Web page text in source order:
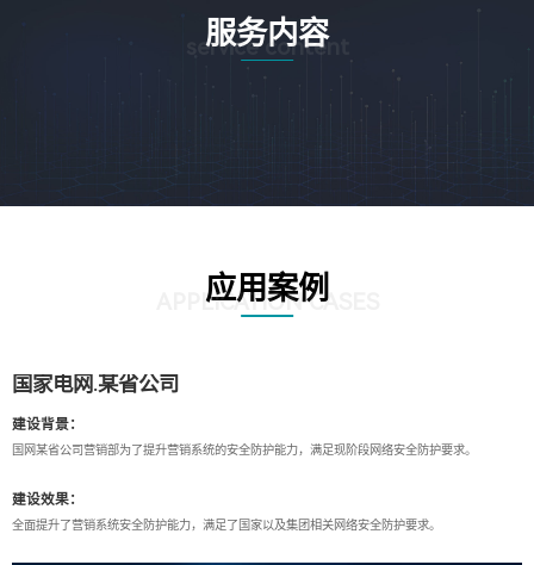
服务内容
service content
应用案例
APPLICATION CASES
国家电网.某省公司
建设背景：
国网某省公司营销部为了提升营销系统的安全防护能力，满足现阶段网络安全防护要求。
建设效果：
全面提升了营销系统安全防护能力，满足了国家以及集团相关网络安全防护要求。